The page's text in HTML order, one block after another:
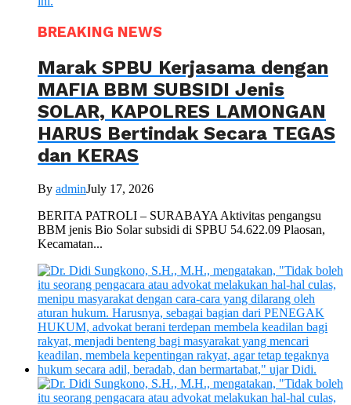
BREAKING NEWS
Marak SPBU Kerjasama dengan
MAFIA BBM SUBSIDI Jenis
SOLAR, KAPOLRES LAMONGAN
HARUS Bertindak Secara TEGAS
dan KERAS
By adminJuly 17, 2026
BERITA PATROLI – SURABAYA Aktivitas pengangsu
BBM jenis Bio Solar subsidi di SPBU 54.622.09 Plaosan,
Kecamatan...